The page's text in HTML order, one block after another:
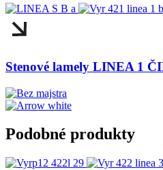
Stenové lamely LINEA 1
Podobné produkty